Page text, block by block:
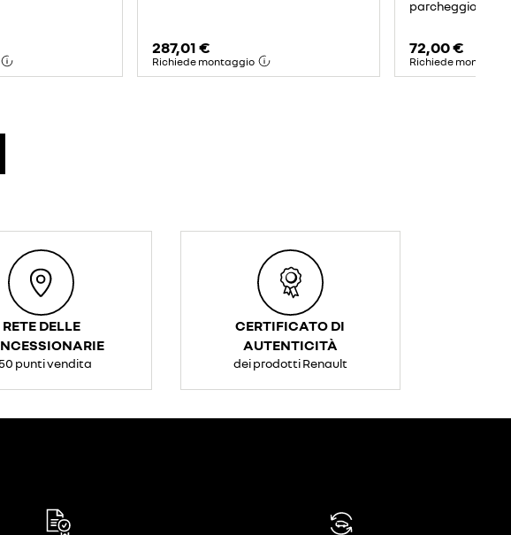
287,01 €
Richiede montaggio
parcheggio
72,00 €
Richiede montaggio
RETE DELLE
punti vendita
CERTIFICATO DI
AUTENTICITÀ
dei prodotti Renault